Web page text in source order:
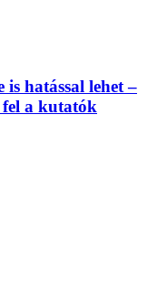
is hatással lehet –
fel a kutatók